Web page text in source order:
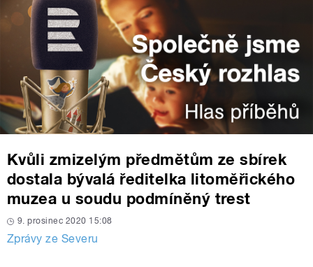
Kvůli zmizelým předmětům ze sbírek
dostala bývalá ředitelka litoměřického
muzea u soudu podmíněný trest
9. prosinec 2020 15:08
Zprávy ze Severu